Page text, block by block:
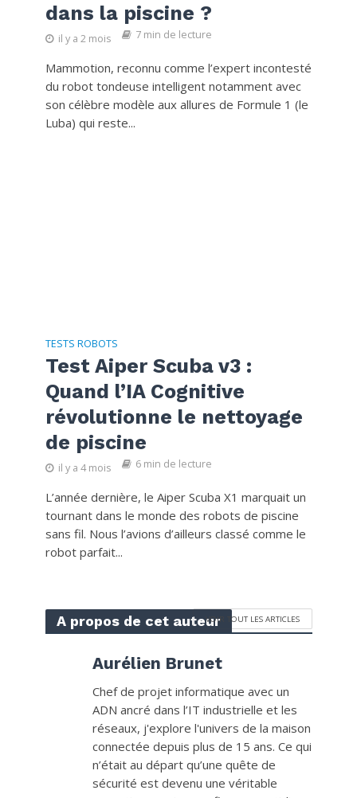
dans la piscine ?
il y a 2 mois 7 min de lecture
Mammotion, reconnu comme l’expert incontesté
du robot tondeuse intelligent notamment avec
son célèbre modèle aux allures de Formule 1 (le
Luba) qui reste...
TESTS ROBOTS
Test Aiper Scuba v3 :
Quand l’IA Cognitive
révolutionne le nettoyage
de piscine
il y a 4 mois 6 min de lecture
L’année dernière, le Aiper Scuba X1 marquait un
tournant dans le monde des robots de piscine
sans fil. Nous l’avions d’ailleurs classé comme le
robot parfait...
A propos de cet auteurVOIR TOUT LES ARTICLES
Aurélien Brunet
Chef de projet informatique avec un
ADN ancré dans l’IT industrielle et les
réseaux, j'explore l'univers de la maison
connectée depuis plus de 15 ans. Ce qui
n’était au départ qu’une quête de
sécurité est devenu une véritable